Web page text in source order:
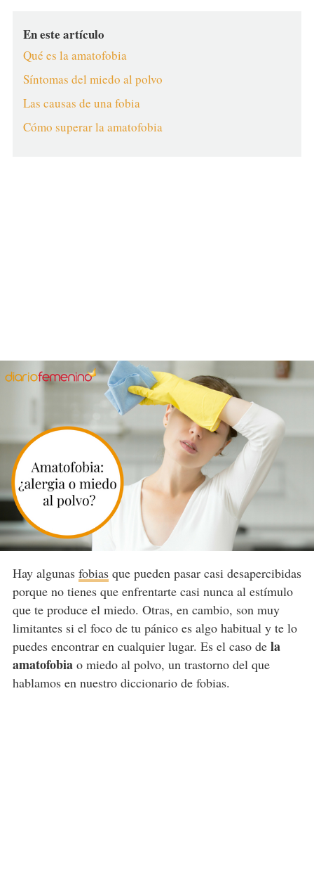
En este artículo
Qué es la amatofobia
Síntomas del miedo al polvo
Las causas de una fobia
Cómo superar la amatofobia
Hay algunas fobiasque pueden pasar casi desapercibidas
porque no tienes que enfrentarte casi nunca al estímulo
que te produce el miedo. Otras, en cambio, son muy
limitantes si el foco de tu pánico es algo habitual y te lo
puedes encontrar en cualquier lugar. Es el caso dela
amatofobiao miedo al polvo, un trastorno del que
hablamos en nuestro diccionario de fobias.